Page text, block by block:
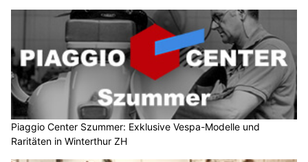
Piaggio Center Szummer: Exklusive Vespa-Modelle und
Raritäten in Winterthur ZH